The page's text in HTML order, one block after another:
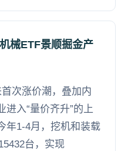
械ETF景顺掘金产
次涨价潮，叠加内
进入“量价齐升”的上
年1-4月，挖机和装载
台，实现